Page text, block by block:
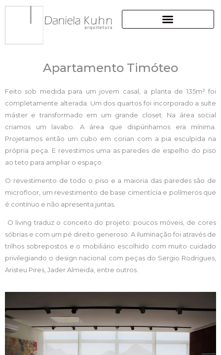
conteúdo
Apartamento Timóteo
Feito sob medida para um jovem casal, a planta de 135m² foi
completamente alterada. Um dos quartos foi incorporado a suíte
máster e transformado em um grande closet. Na área social
criamos um lavabo. A área que dispúnhamos era mínima.
Projetamos então um cubo em corian com a pia esculpida na
própria peça. E revestimos uma as paredes de espelho do piso
ao teto para ampliar o espaço.
O revestimento de todo o piso e a maioria das paredes são de
microfloor, um revestimento de base cimentícia e polímeros que
é contínuo e não apresenta juntas.
O living traduz o conceito do projeto: poucos móveis, de cores
sóbrias e com um pé direito generoso. A iluminação foi através de
trilhos sobrepostos e o mobiliário escolhido com muito cuidado
privilegiando o design nacional com peças do Sergio Rodrigues,
Aristeu Pires, Jader Almeida, entre outros.